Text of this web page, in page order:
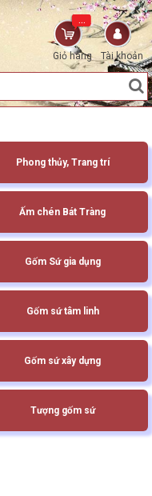
Tài khoản
Giỏ hàng
...
Phong thủy, Trang trí
Ấm chén Bát Tràng
Gốm Sứ gia dụng
Gốm sứ tâm linh
Gốm sứ xây dựng
Tượng gốm sứ